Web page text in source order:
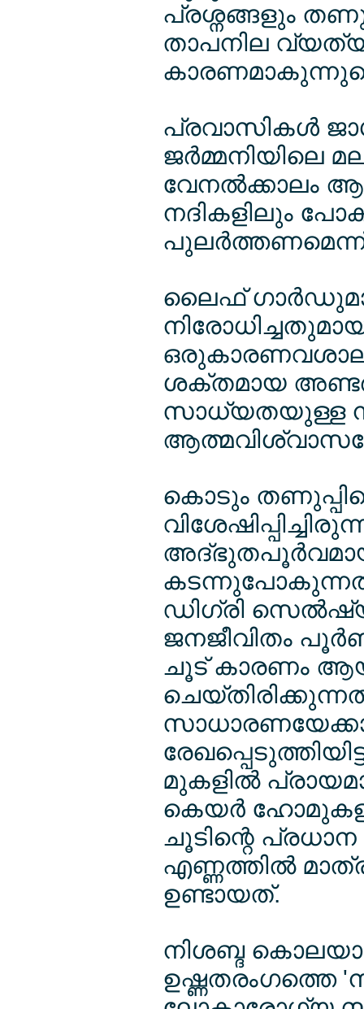
പ്രശ്നങ്ങളും
താപനില
പ്രവാസികള്‍
ജര്‍മ്മനിയിലെ
വേനല്‍ക്കാലം
നദികളിലും
ലൈഫ്
ശക്തമായ
സാധ്യതയുള്ള
കൊടും
ഡിഗ്രി
ജനജീവിതം
ചൂട് കാരണം
മുകളില്‍
കെയര്‍
ചൂടിന്റെ
എണ്ണത്തില്‍
ഉണ്ടായത്.
നിശബ്ദ
ഉഷ്ണതരംഗത്തെ